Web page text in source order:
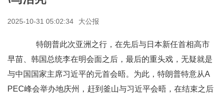
2025-10-31 05:02:34 大公报
特朗普此次亚洲之行，在先后与日本新任首相高市
早苗、韩国总统李在明会面之后，最后的重头戏，无疑就是
与中国国家主席习近平的元首会晤。为此，特朗普特意从A
PEC峰会举办地庆州，赶到釜山与习近平会晤，在结束之后